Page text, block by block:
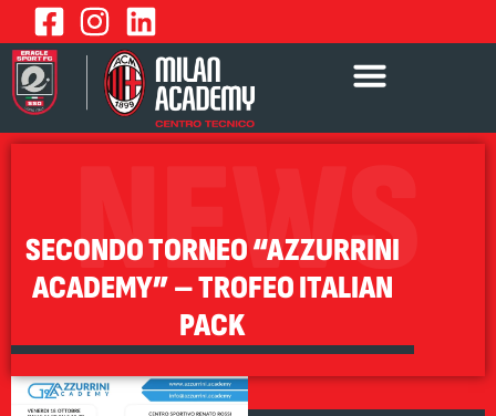
NEWS
SECONDO TORNEO “AZZURRINI
ACADEMY” – TROFEO ITALIAN
PACK